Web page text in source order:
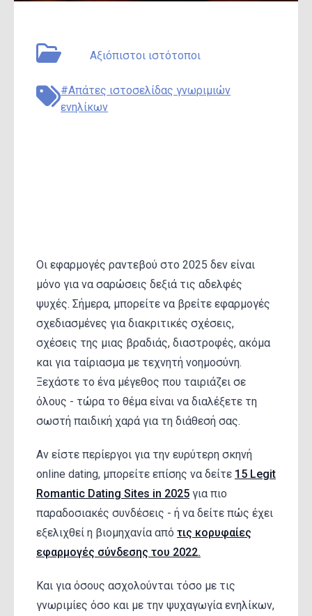
Αξιόπιστοι ιστότοποι
#Απάτες ιστοσελίδας γνωριμιών
ενηλίκων
Οι εφαρμογές ραντεβού στο 2025 δεν είναι
μόνο για να σαρώσεις δεξιά τις αδελφές
ψυχές. Σήμερα, μπορείτε να βρείτε εφαρμογές
σχεδιασμένες για διακριτικές σχέσεις,
σχέσεις της μιας βραδιάς, διαστροφές, ακόμα
και για ταίριασμα με τεχνητή νοημοσύνη.
Ξεχάστε το ένα μέγεθος που ταιριάζει σε
όλους - τώρα το θέμα είναι να διαλέξετε τη
σωστή παιδική χαρά για τη διάθεσή σας.
Αν είστε περίεργοι για την ευρύτερη σκηνή
online dating, μπορείτε επίσης να δείτε 15 Legit
Romantic Dating Sites in 2025 για πιο
παραδοσιακές συνδέσεις - ή να δείτε πώς έχει
εξελιχθεί η βιομηχανία από τις κορυφαίες
εφαρμογές σύνδεσης του 2022.
Και για όσους ασχολούνται τόσο με τις
γνωριμίες όσο και με την ψυχαγωγία ενηλίκων,